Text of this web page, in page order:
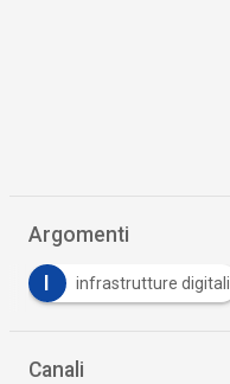
Argomenti
infrastrutture digitali
Canali